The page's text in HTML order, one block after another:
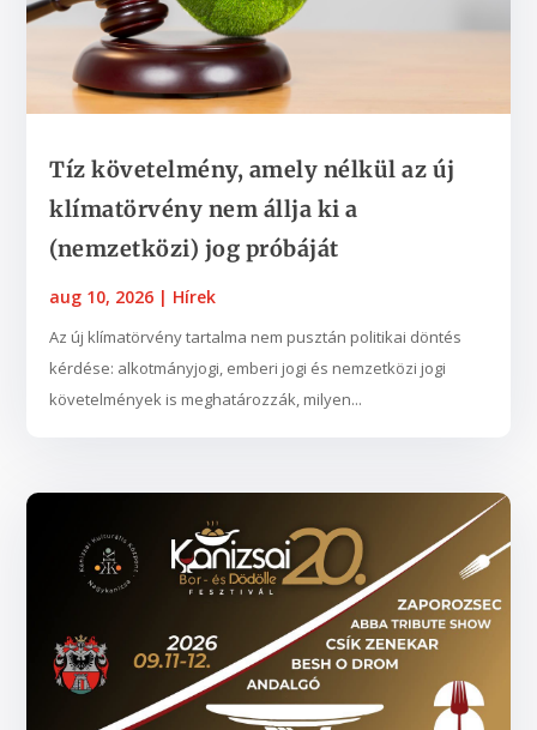
Tíz követelmény, amely nélkül az új
klímatörvény nem állja ki a
(nemzetközi) jog próbáját
aug 10, 2026 | Hírek
Az új klímatörvény tartalma nem pusztán politikai döntés
kérdése: alkotmányjogi, emberi jogi és nemzetközi jogi
követelmények is meghatározzák, milyen...